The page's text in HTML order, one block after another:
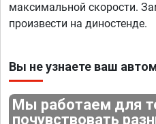
максимальной скорости.
произвести на диностенде.
Вы не узнаете ваш
Мы работаем для
почувствовать